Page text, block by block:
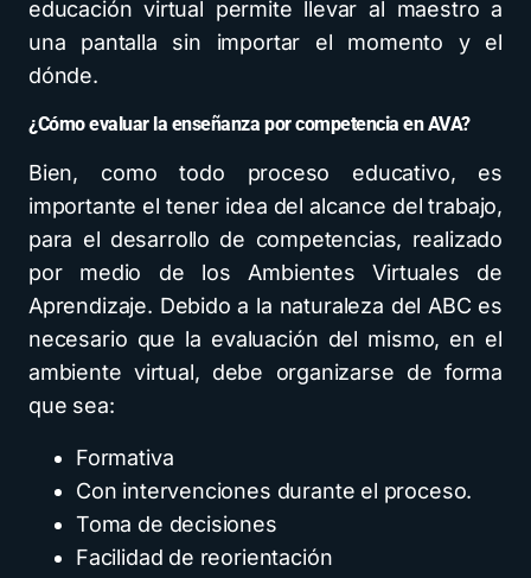
educación virtual permite llevar al maestro a
una pantalla sin importar el momento y el
dónde.
¿Cómo evaluar la enseñanza por competencia en AVA?
Bien, como todo proceso educativo, es
importante el tener idea del alcance del trabajo,
para el desarrollo de competencias, realizado
por medio de los Ambientes Virtuales de
Aprendizaje. Debido a la naturaleza del ABC es
necesario que la evaluación del mismo, en el
ambiente virtual, debe organizarse de forma
que sea:
Formativa
Con intervenciones durante el proceso.
Toma de decisiones
Facilidad de reorientación